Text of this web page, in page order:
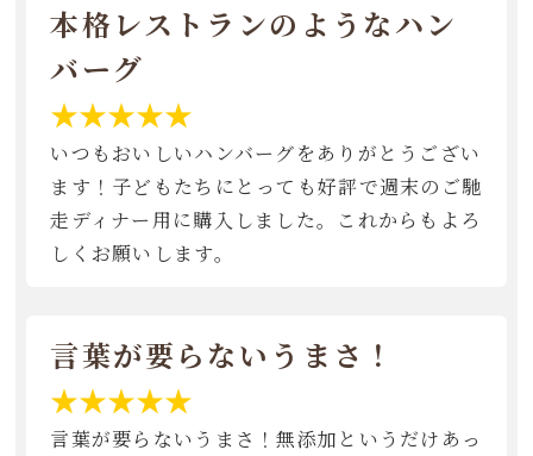
本格レストランのようなハン
バーグ
★★★★★
いつもおいしいハンバーグをありがとうござい
ます！子どもたちにとっても好評で週末のご馳
走ディナー用に購入しました。これからもよろ
しくお願いします。
言葉が要らないうまさ！
★★★★★
言葉が要らないうまさ！無添加というだけあっ